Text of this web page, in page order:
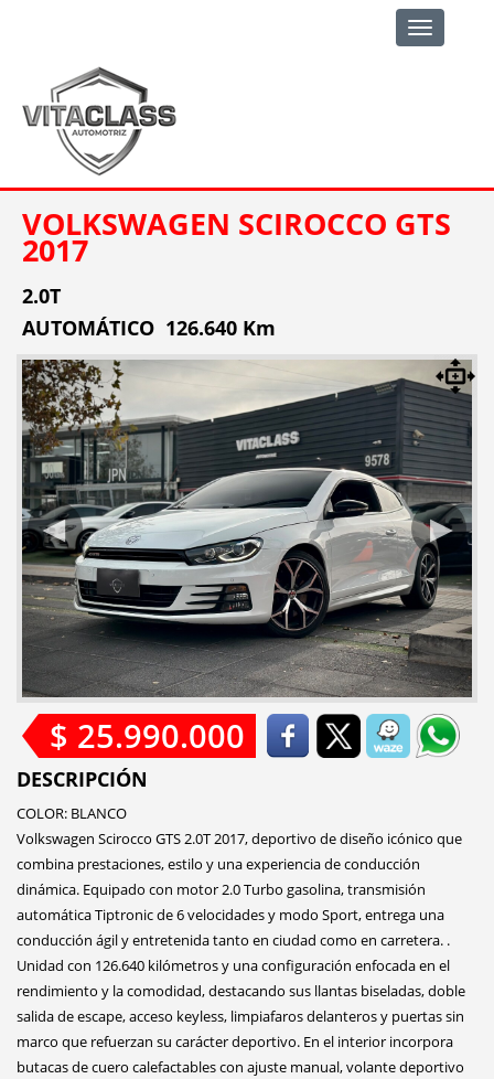
Toggle
navigation
VOLKSWAGEN SCIROCCO GTS
2017
2.0T
AUTOMÁTICO 126.640 Km
$ 25.990.000
DESCRIPCIÓN
COLOR: BLANCO
Volkswagen Scirocco GTS 2.0T 2017, deportivo de diseño icónico que
combina prestaciones, estilo y una experiencia de conducción
dinámica. Equipado con motor 2.0 Turbo gasolina, transmisión
automática Tiptronic de 6 velocidades y modo Sport, entrega una
conducción ágil y entretenida tanto en ciudad como en carretera. .
Unidad con 126.640 kilómetros y una configuración enfocada en el
rendimiento y la comodidad, destacando sus llantas biseladas, doble
salida de escape, acceso keyless, limpiafaros delanteros y puertas sin
marco que refuerzan su carácter deportivo. En el interior incorpora
butacas de cuero calefactables con ajuste manual, volante deportivo